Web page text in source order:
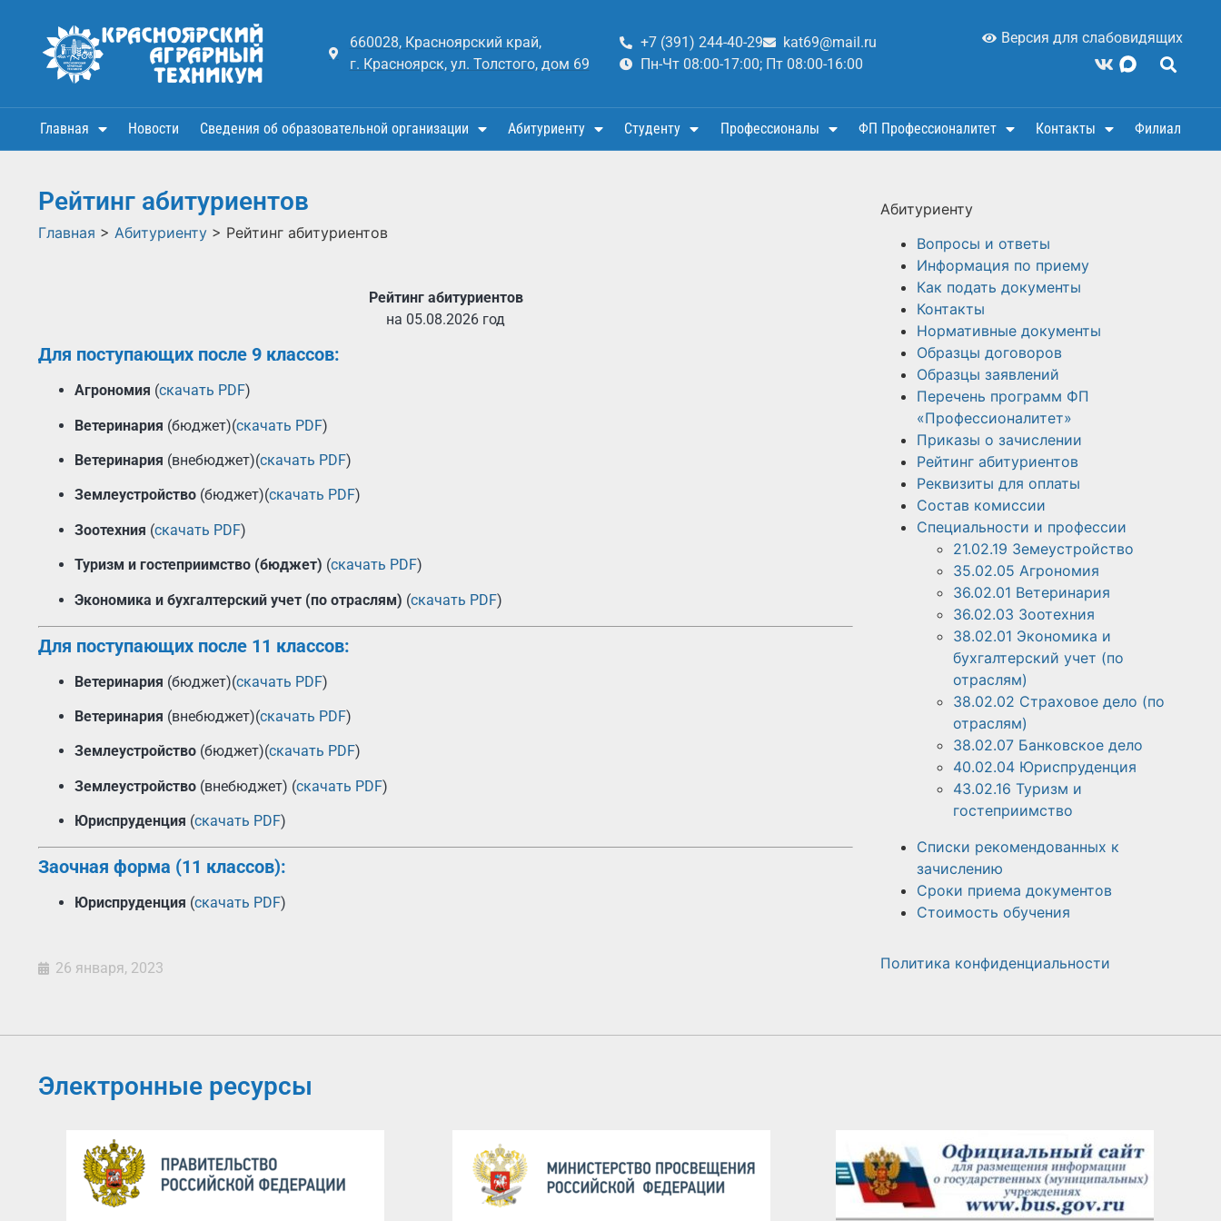
660028, Красноярский край,
г. Красноярск, ул. Толстого, дом 69
+7 (391) 244-40-29
kat69@mail.ru
Пн-Чт 08:00-17:00; Пт 08:00-16:00
Версия для слабовидящих
Главная Новости Сведения об образовательной организации Абитуриенту Студенту Профессионалы ФП Профессионалитет Контакты Филиал
Рейтинг абитуриентов
Главная > Абитуриенту > Рейтинг абитуриентов
Рейтинг абитуриентов
на 05.08.2026 год
Для поступающих после 9 классов:
Агрономия (скачать PDF)
Ветеринария (бюджет)(скачать PDF)
Ветеринария (внебюджет)(скачать PDF)
Землеустройство (бюджет)(скачать PDF)
Зоотехния (скачать PDF)
Туризм и гостеприимство (бюджет) (скачать PDF)
Экономика и бухгалтерский учет (по отраслям) (скачать PDF)
Для поступающих после 11 классов:
Ветеринария (бюджет)(скачать PDF)
Ветеринария (внебюджет)(скачать PDF)
Землеустройство (бюджет)(скачать PDF)
Землеустройство (внебюджет) (скачать PDF)
Юриспруденция (скачать PDF)
Заочная форма (11 классов):
Юриспруденция (скачать PDF)
26 января, 2023
Абитуриенту
Вопросы и ответы
Информация по приему
Как подать документы
Контакты
Нормативные документы
Образцы договоров
Образцы заявлений
Перечень программ ФП
«Профессионалитет»
Приказы о зачислении
Рейтинг абитуриентов
Реквизиты для оплаты
Состав комиссии
Специальности и профессии
21.02.19 Земеустройство
35.02.05 Агрономия
36.02.01 Ветеринария
36.02.03 Зоотехния
38.02.01 Экономика и
бухгалтерский учет (по
отраслям)
38.02.02 Страховое дело (по
отраслям)
38.02.07 Банковское дело
40.02.04 Юриспруденция
43.02.16 Туризм и
гостеприимство
Списки рекомендованных к
зачислению
Сроки приема документов
Стоимость обучения
Политика конфиденциальности
Электронные ресурсы